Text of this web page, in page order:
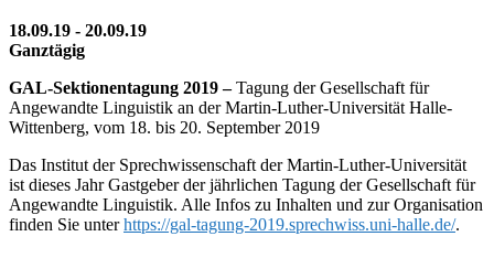
18.09.19 - 20.09.19
Ganztägig
GAL-Sektionentagung 2019 –Tagung der Gesellschaft für
Angewandte Linguistik an der Martin-Luther-Universität Halle-
Wittenberg, vom 18. bis 20. September 2019
Das Institut der Sprechwissenschaft der Martin-Luther-Universität
ist dieses Jahr Gastgeber der jährlichen Tagung der Gesellschaft für
Angewandte Linguistik. Alle Infos zu Inhalten und zur Organisation
finden Sie unterhttps://gal-tagung-2019.sprechwiss.uni-halle.de/.